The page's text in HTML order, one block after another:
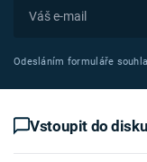
Odesláním formuláře
Vstoupit do